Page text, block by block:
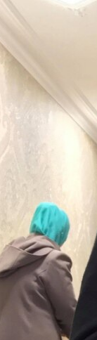
КРЫМА